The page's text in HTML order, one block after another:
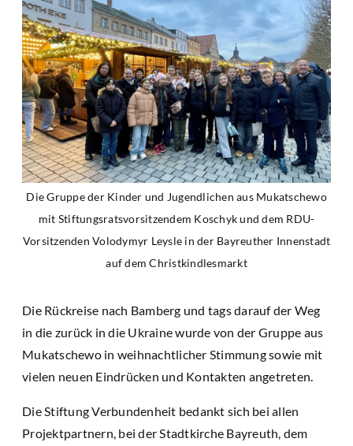
Die Gruppe der Kinder und Jugendlichen aus Mukatschewo
mit Stiftungsratsvorsitzendem Koschyk und dem RDU-
Vorsitzenden Volodymyr Leysle in der Bayreuther Innenstadt
auf dem Christkindlesmarkt
Die Rückreise nach Bamberg und tags darauf der Weg
in die zurück in die Ukraine wurde von der Gruppe aus
Mukatschewo in weihnachtlicher Stimmung sowie mit
vielen neuen Eindrücken und Kontakten angetreten.
Die Stiftung Verbundenheit bedankt sich bei allen
Projektpartnern, bei der Stadtkirche Bayreuth, dem